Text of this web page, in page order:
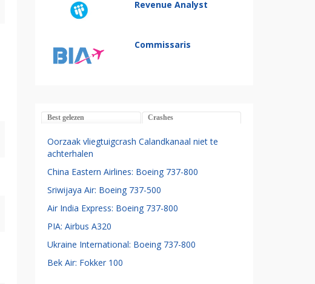
Revenue Analyst
Commissaris
Best gelezen Crashes
Oorzaak vliegtuigcrash Calandkanaal niet te
achterhalen
China Eastern Airlines: Boeing 737-800
Sriwijaya Air: Boeing 737-500
Air India Express: Boeing 737-800
PIA: Airbus A320
Ukraine International: Boeing 737-800
Bek Air: Fokker 100